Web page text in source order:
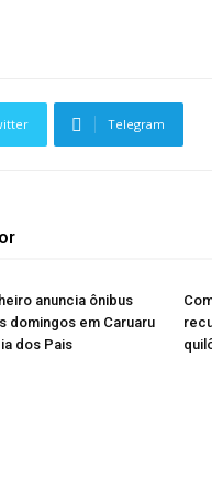
Telegram
anuncia ônibus
domingos em Caruaru
dos Pais